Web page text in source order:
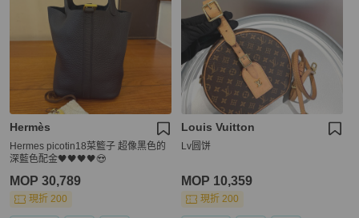
Hermès
Hermes picotin18菜籃子 超像黑色的
深藍色配金🖤🖤🖤🖤😍
MOP 30,789
現折 200
Louis Vuitton
Lv圆饼
MOP 10,359
現折 200